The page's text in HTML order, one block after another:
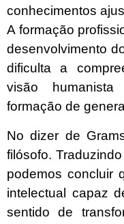
conhecimentos
A formação
desenvolvimento
dificulta a
visão
formação de
No dizer de
filósofo.
podemos concluir
intelectual capaz
sentido de